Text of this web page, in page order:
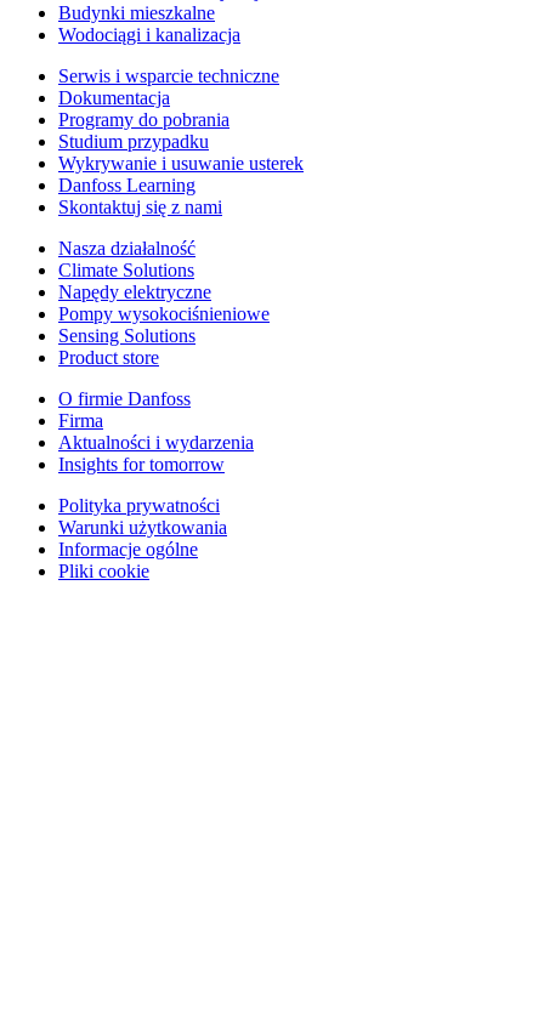
Budynki mieszkalne
Wodociągi i kanalizacja
Serwis i wsparcie techniczne
Dokumentacja
Programy do pobrania
Studium przypadku
Wykrywanie i usuwanie usterek
Danfoss Learning
Skontaktuj się z nami
Nasza działalność
Climate Solutions
Napędy elektryczne
Pompy wysokociśnieniowe
Sensing Solutions
Product store
O firmie Danfoss
Firma
Aktualności i wydarzenia
Insights for tomorrow
Polityka prywatności
Warunki użytkowania
Informacje ogólne
Pliki cookie